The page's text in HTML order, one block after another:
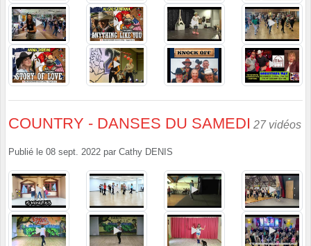
COUNTRY - DANSES DU SAMEDI 27 vidéos
Publié le 08 sept. 2022 par Cathy DENIS